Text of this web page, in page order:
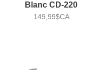
Blanc CD-220
149,99$CA